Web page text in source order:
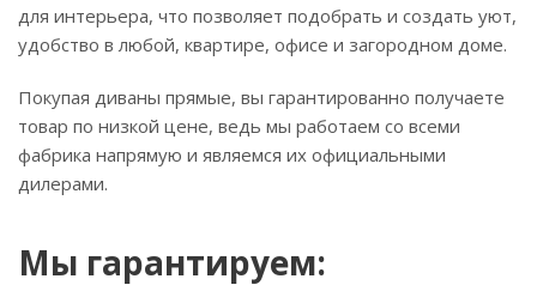
для интерьера, что позволяет подобрать и создать уют,
удобство в любой, квартире, офисе и загородном доме.
Покупая диваны прямые, вы гарантированно получаете
товар по низкой цене, ведь мы работаем со всеми
фабрика напрямую и являемся их официальными
дилерами.
Мы гарантируем: